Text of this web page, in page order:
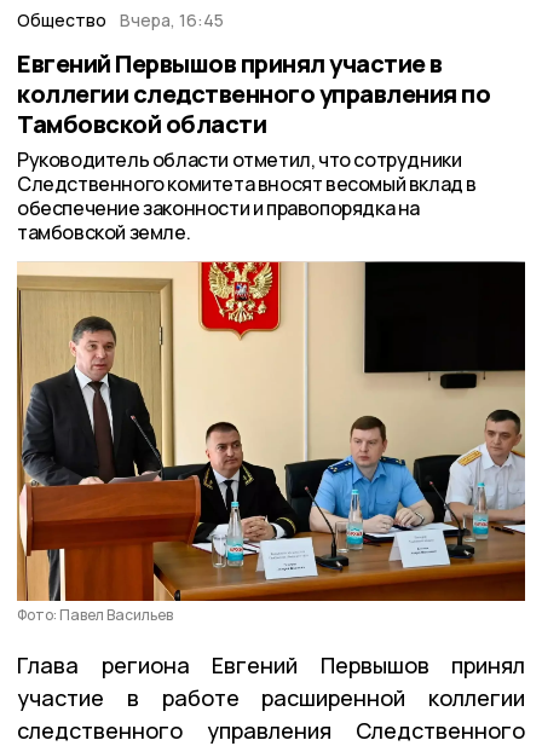
Общество Вчера, 16:45
Евгений Первышов принял участие в
коллегии следственного управления по
Тамбовской области
Руководитель области отметил, что сотрудники
Следственного комитета вносят весомый вклад в
обеспечение законности и правопорядка на
тамбовской земле.
Фото: Павел Васильев
Глава региона Евгений Первышов принял
участие в работе расширенной коллегии
следственного управления Следственного